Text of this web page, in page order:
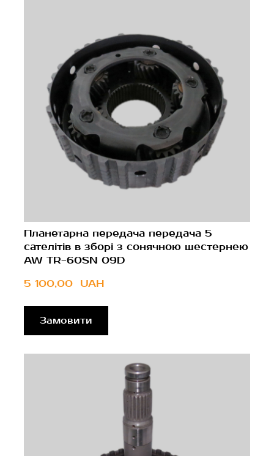
Планетарна передача передача 5
сателітів в зборі з сонячною шестернею
AW TR-60SN 09D
5 100,00  UAH
Замовити